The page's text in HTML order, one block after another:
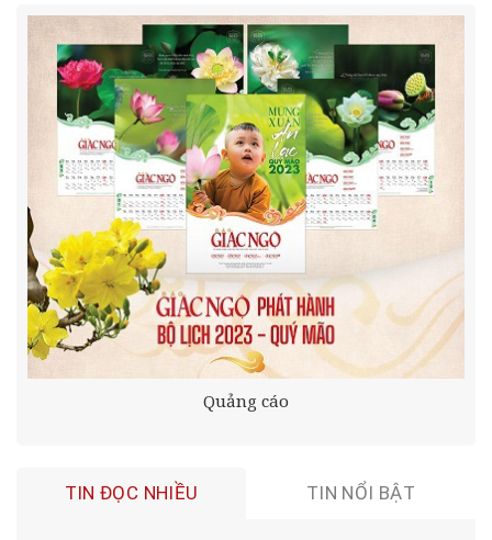
Quảng cáo
TIN ĐỌC NHIỀU TIN NỔI BẬT